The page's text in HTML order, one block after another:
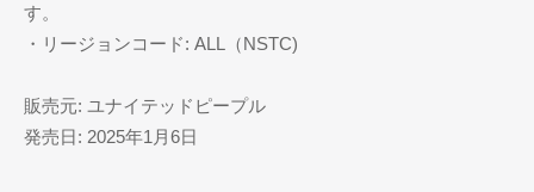
す。
・リージョンコード: ALL（NSTC)
販売元: ユナイテッドピープル
発売日: 2025年1月6日